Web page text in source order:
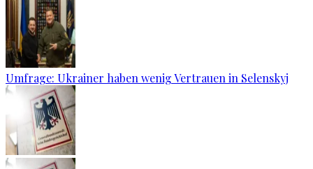
Umfrage: Ukrainer haben wenig Vertrauen in Selenskyj